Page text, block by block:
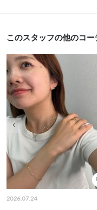
このスタッフの他のコー
2026.07.24
前の画像